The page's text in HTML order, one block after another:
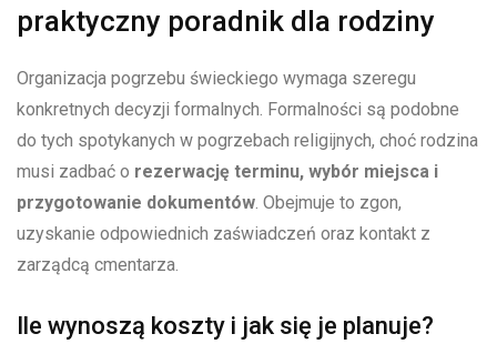
praktyczny poradnik dla rodziny
Organizacja pogrzebu świeckiego wymaga szeregu
konkretnych decyzji formalnych. Formalności są podobne
do tych spotykanych w pogrzebach religijnych, choć rodzina
musi zadbać o rezerwację terminu, wybór miejsca i
przygotowanie dokumentów. Obejmuje to zgon,
uzyskanie odpowiednich zaświadczeń oraz kontakt z
zarządcą cmentarza.
Ile wynoszą koszty i jak się je planuje?